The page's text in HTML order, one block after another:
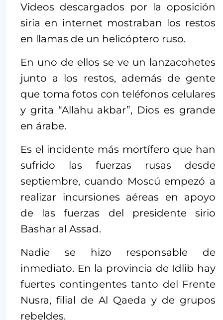
Videos descargados por la oposición
siria en internet mostraban los restos
en llamas de un helicóptero ruso.
En uno de ellos se ve un lanzacohetes
junto a los restos, además de gente
que toma fotos con teléfonos celulares
y grita “Allahu akbar”, Dios es grande
en árabe.
Es el incidente más mortífero que han
sufrido las fuerzas rusas desde
septiembre, cuando Moscú empezó a
realizar incursiones aéreas en apoyo
de las fuerzas del presidente sirio
Bashar al Assad.
Nadie se hizo responsable de
inmediato. En la provincia de Idlib hay
fuertes contingentes tanto del Frente
Nusra, filial de Al Qaeda y de grupos
rebeldes.